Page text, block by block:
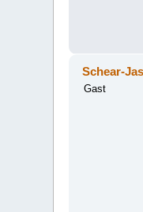
Schear-
Gast